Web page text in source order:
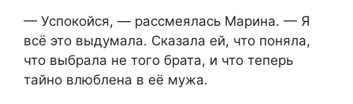
— Успокойся, — рассмеялась Марина. — Я
всё это выдумала. Сказала ей, что поняла,
что выбрала не того брата, и что теперь
тайно влюблена в её мужа.